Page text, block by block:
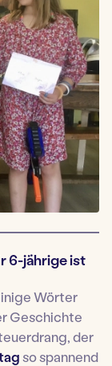
6-jährige ist
Wörter
Geschichte
der
so spannend